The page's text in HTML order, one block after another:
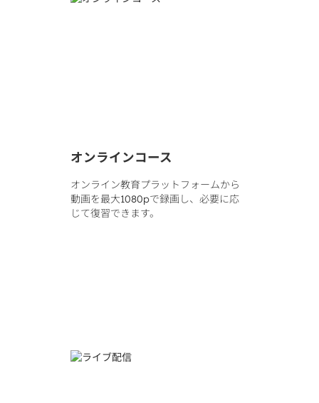
オンラインコース
オンライン教育プラットフォームから
動画を最大1080pで録画し、必要に応
じて復習できます。